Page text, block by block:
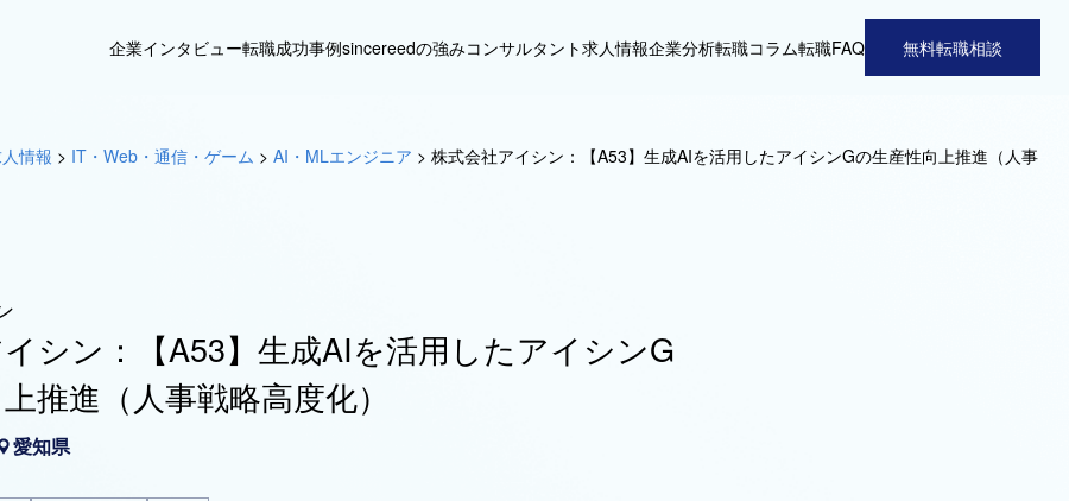
企業インタビュー転職成功事例sincereedの強みコンサルタント求人情報企業分析転職コラム転職FAQ 無料転職相談
情報 > IT・Web・通信・ゲーム > AI・MLエンジニア > 株式会社アイシン：【A53】生成AIを活用したアイシンGの生産性向上推進（人事
シン：【A53】生成AIを活用したアイシンG
推進（人事戦略高度化）
愛知県